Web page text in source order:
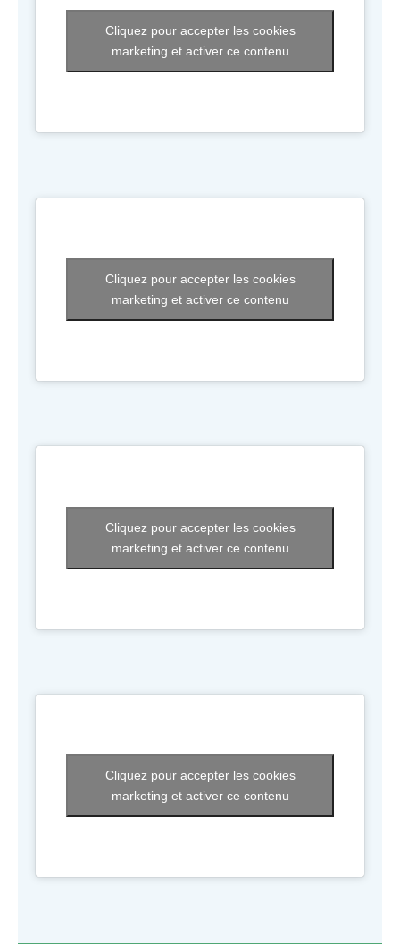
Cliquez pour accepter les cookies
marketing et activer ce contenu
Cliquez pour accepter les cookies
marketing et activer ce contenu
Cliquez pour accepter les cookies
marketing et activer ce contenu
Cliquez pour accepter les cookies
marketing et activer ce contenu